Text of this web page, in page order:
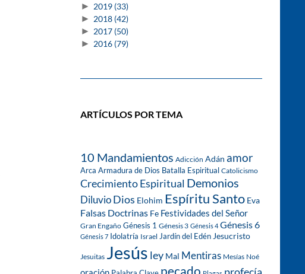
► 2019 (33)
► 2018 (42)
► 2017 (50)
► 2016 (79)
ARTÍCULOS POR TEMA
10 Mandamientos Adicción Adán amor
Arca Armadura de Dios Batalla Espiritual Catolicismo
Crecimiento Espiritual Demonios
DiluvioDios Elohim Espíritu Santo Eva
Falsas Doctrinas Fe Festividades del Señor
Gran Engaño Génesis 1 Génesis 3 Génesis 4 Génesis 6
Génesis 7 Idolatría Israel Jardín del Edén Jesucristo
Jesuitas Jesús ley Mal Mentiras Mesías Noé
pecado